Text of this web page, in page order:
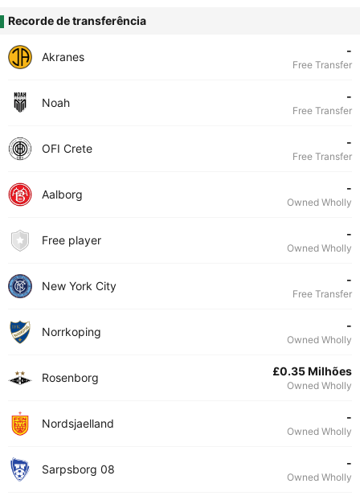
Recorde de transferência
Akranes -
Free Transfer
Noah -
Free Transfer
OFI Crete -
Free Transfer
Aalborg -
Owned Wholly
Free player -
Owned Wholly
New York City -
Free Transfer
Norrkoping -
Owned Wholly
Rosenborg £0.35 Milhões
Owned Wholly
Nordsjaelland -
Owned Wholly
Sarpsborg 08 -
Owned Wholly